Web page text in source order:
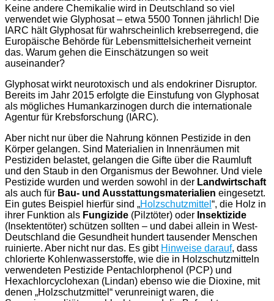
Keine andere Chemikalie wird in Deutschland so viel
verwendet wie Glyphosat – etwa 5500 Tonnen jährlich! Die
IARC hält Glyphosat für wahrscheinlich krebserregend, die
Europäische Behörde für Lebensmittelsicherheit verneint
das. Warum gehen die Einschätzungen so weit
auseinander?
Glyphosat wirkt neurotoxisch und als endokriner Disruptor.
Bereits im Jahr 2015 erfolgte die Einstufung von Glyphosat
als mögliches Humankarzinogen durch die internationale
Agentur für Krebsforschung (IARC).
Aber nicht nur über die Nahrung können Pestizide in den
Körper gelangen. Sind Materialien in Innenräumen mit
Pestiziden belastet, gelangen die Gifte über die Raumluft
und den Staub in den Organismus der Bewohner. Und viele
Pestizide wurden und werden sowohl in der Landwirtschaft
als auch für Bau- und Ausstattungsmaterialien eingesetzt.
Ein gutes Beispiel hierfür sind „Holzschutzmittel “, die Holz in
ihrer Funktion als Fungizide (Pilztöter) oder Insektizide
(Insektentöter) schützen sollten – und dabei allein in West-
Deutschland die Gesundheit hundert tausender Menschen
ruinierte. Aber nicht nur das. Es gibt Hinweise darauf, dass
chlorierte Kohlenwasserstoffe, wie die in Holzschutzmitteln
verwendeten Pestizide Pentachlorphenol (PCP) und
Hexachlorcyclohexan (Lindan) ebenso wie die Dioxine, mit
denen „Holzschutzmittel“ verunreinigt waren, die